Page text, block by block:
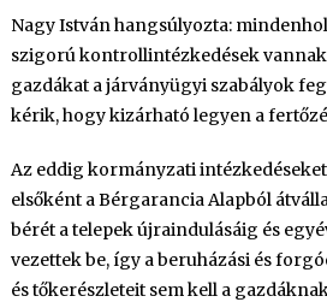
Nagy István hangsúlyozta:
szigorú kontrollintézkedések vannak
gazdákat a járványügyi szabályok
kérik, hogy kizárható legyen a
Az eddig kormányzati
elsőként a Bérgarancia Alapból
bérét a telepek újraindulásáig és
vezettek be, így a beruházási és
és tőkerészleteit sem kell a